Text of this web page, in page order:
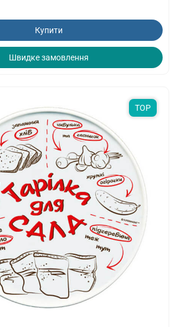
Купити
Швидке замовлення
TOP